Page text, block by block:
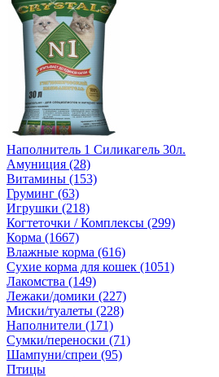
Наполнитель 1 Силикагель 30л.
Амуниция (28)
Витамины (153)
Груминг (63)
Игрушки (218)
Когтеточки / Комплексы (299)
Корма (1667)
Влажные корма (616)
Сухие корма для кошек (1051)
Лакомства (149)
Лежаки/домики (227)
Миски/туалеты (228)
Наполнители (171)
Сумки/переноски (71)
Шампуни/спреи (95)
Птицы